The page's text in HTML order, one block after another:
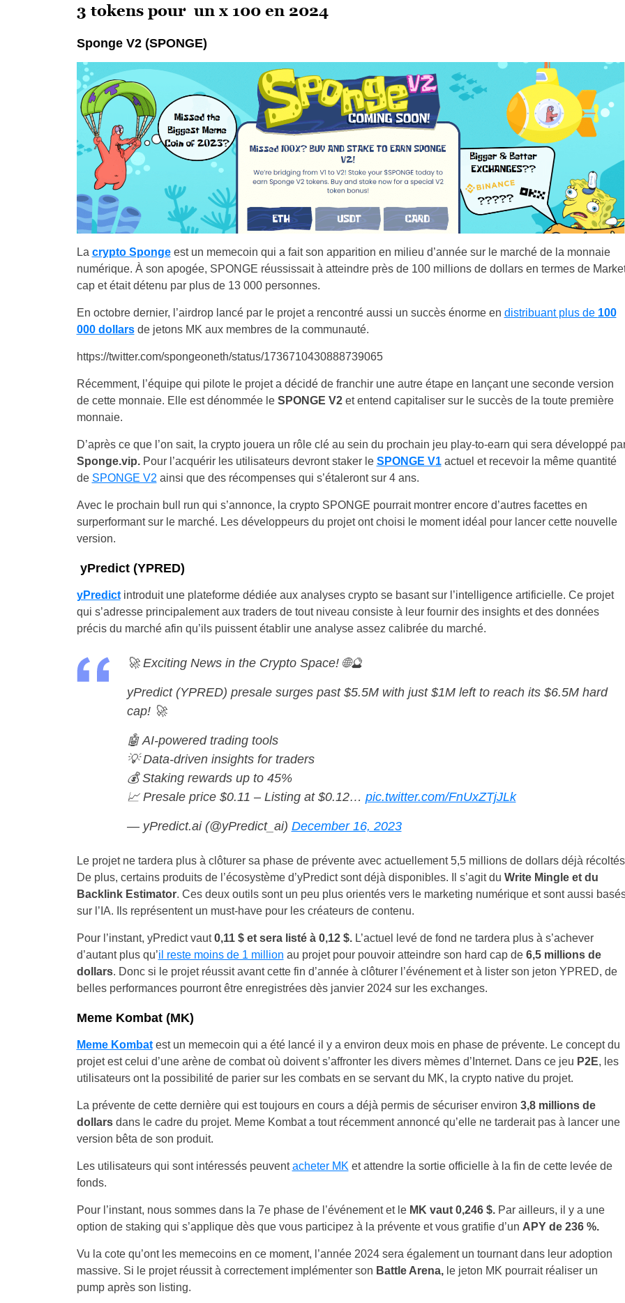
3 tokens pour un x 100 en 2024
Sponge V2 (SPONGE)
La crypto Spongeest un memecoin qui a fait son apparition en milieu d’année sur le marché de la monnaie
numérique. À son apogée, SPONGE réussissait à atteindre près de 100 millions de dollars en termes de
cap et était détenu par plus de 13 000 personnes.
En octobre dernier, l’airdrop lancé par le projet a rencontré aussi un succès énorme en distribuant plus de 100
000 dollarsde jetons MK aux membres de la communauté.
https://twitter.com/spongeoneth/status/1736710430888739065
Récemment, l’équipe qui pilote le projet a décidé de franchir une autre étape en lançant une seconde version
de cette monnaie. Elle est dénommée le SPONGE V2et entend capitaliser sur le succès de la toute première
monnaie.
D’après ce que l’on sait, la crypto jouera un rôle clé au sein du prochain jeu play-to-earn qui sera développé
Sponge.vip.Pour l’acquérir les utilisateurs devront staker le SPONGE V1actuel et recevoir la même quantité
de SPONGE V2 ainsi que des récompenses qui s’étaleront sur 4 ans.
Avec le prochain bull run qui s’annonce, la crypto SPONGE pourrait montrer encore d’autres facettes en
surperformant sur le marché. Les développeurs du projet ont choisi le moment idéal pour lancer cette nouvelle
version.
yPredict (YPRED)
yPredictintroduit une plateforme dédiée aux analyses crypto se basant sur l’intelligence artificielle. Ce projet
qui s’adresse principalement aux traders de tout niveau consiste à leur fournir des insights et des données
précis du marché afin qu’ils puissent établir une analyse assez calibrée du marché.
🚀 Exciting News in the Crypto Space! 🌐🔮
yPredict (YPRED) presale surges past $5.5M with just $1M left to reach its $6.5M hard
cap! 🚀
🤖 AI-powered trading tools
💡 Data-driven insights for traders
💰 Staking rewards up to 45%
📈 Presale price $0.11 – Listing at $0.12… pic.twitter.com/FnUxZTjJLk
— yPredict.ai (@yPredict_ai) December 16, 2023
Le projet ne tardera plus à clôturer sa phase de prévente avec actuellement 5,5 millions de dollars déjà
De plus, certains produits de l’écosystème d’yPredict sont déjà disponibles. Il s’agit du Write Mingle et du
Backlink Estimator. Ces deux outils sont un peu plus orientés vers le marketing numérique et sont aussi
sur l’IA. Ils représentent un must-have pour les créateurs de contenu.
Pour l’instant, yPredict vaut0,11 $ et sera listé à 0,12 $.L’actuel levé de fond ne tardera plus à s’achever
d’autant plus qu’il reste moins de 1 million au projet pour pouvoir atteindre son hard cap de 6,5 millions de
dollars. Donc si le projet réussit avant cette fin d’année à clôturer l’événement et à lister son jeton YPRED, de
belles performances pourront être enregistrées dès janvier 2024 sur les exchanges.
Meme Kombat (MK)
Meme Kombatest un memecoin qui a été lancé il y a environ deux mois en phase de prévente. Le concept du
projet est celui d’une arène de combat où doivent s’affronter les divers mèmes d’Internet. Dans ce jeu P2E, les
utilisateurs ont la possibilité de parier sur les combats en se servant du MK, la crypto native du projet.
La prévente de cette dernière qui est toujours en cours a déjà permis de sécuriser environ 3,8 millions de
dollarsdans le cadre du projet. Meme Kombat a tout récemment annoncé qu’elle ne tarderait pas à lancer une
version bêta de son produit.
Les utilisateurs qui sont intéressés peuventacheter MK et attendre la sortie officielle à la fin de cette levée de
fonds.
Pour l’instant, nous sommes dans la 7ephase de l’événement et le MK vaut 0,246 $.Par ailleurs, il y a une
option de staking qui s’applique dès que vous participez à la prévente et vous gratifie d’un APY de 236 %.
Vu la cote qu’ont les memecoins en ce moment, l’année 2024 sera également un tournant dans leur adoption
massive. Si le projet réussit à correctement implémenter son Battle Arena,le jeton MK pourrait réaliser un
pump après son listing.